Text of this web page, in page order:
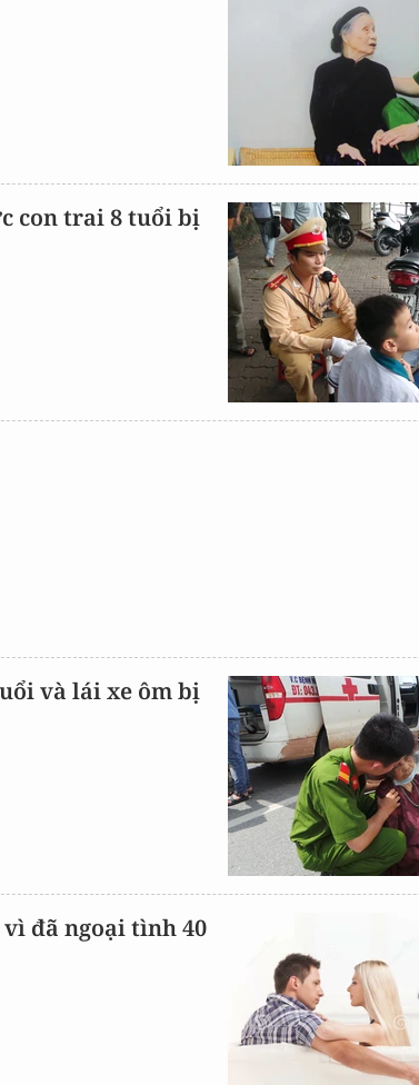
con trai 8 tuổi bị
và lái xe ôm bị
đã ngoại tình 40